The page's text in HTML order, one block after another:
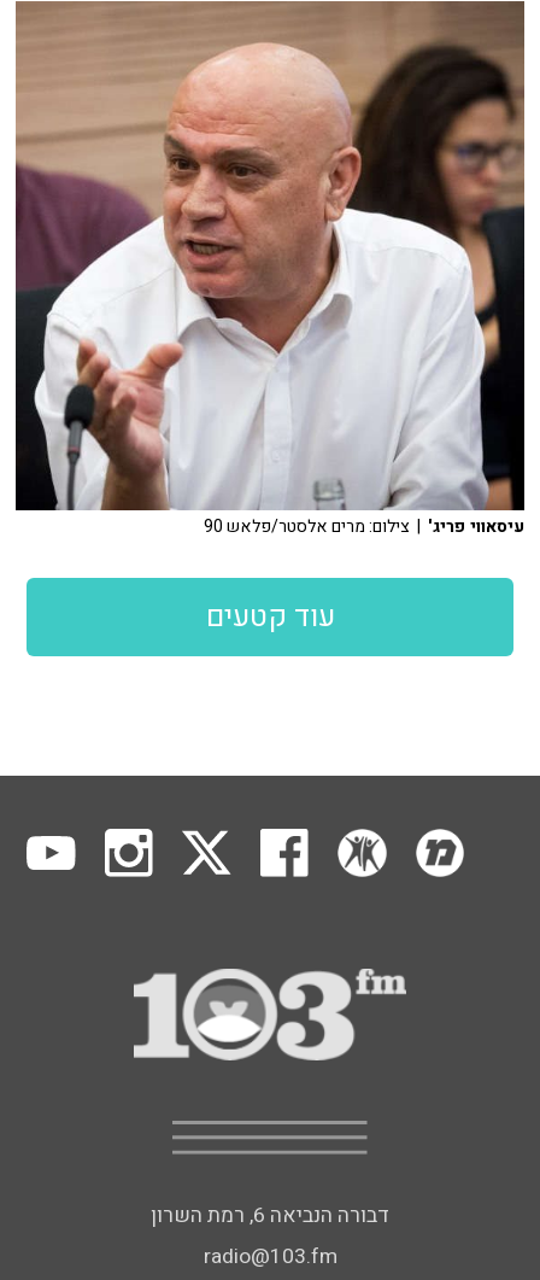
עיסאווי פריג' | צילום: מרים אלסטר/פלאש 90
עוד קטעים
דבורה הנביאה 6, רמת השרון
radio@103.fm